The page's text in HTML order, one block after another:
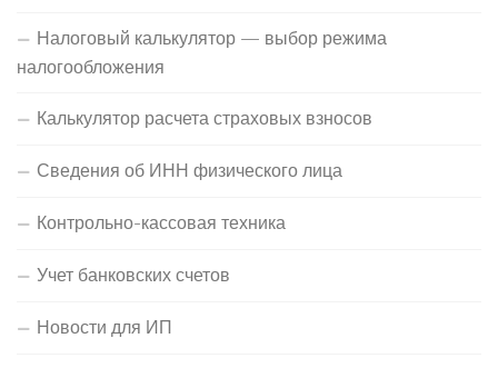
Налоговый калькулятор — выбор режима
налогообложения
Калькулятор расчета страховых взносов
Сведения об ИНН физического лица
Контрольно-кассовая техника
Учет банковских счетов
Новости для ИП